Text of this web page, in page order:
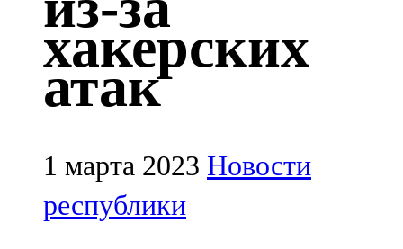
Кукмара
107,9 FM
Лениногорский
102,1 FM
Мамадыш
106,2 FM
хакерских
атак
1 марта 2023 Новости
республики